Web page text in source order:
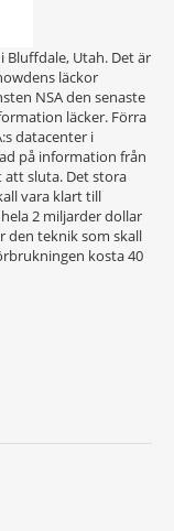
Bluffdale, Utah. Det är
läckor
NSA den senaste
läcker. Förra
datacenter i
på information från
sluta. Det stora
vara klart till
2 miljarder dollar
den teknik som skall
kosta 40